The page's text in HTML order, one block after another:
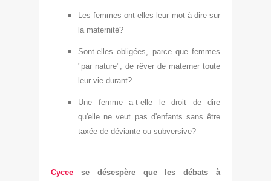
Les femmes ont-elles leur mot à dire sur
la maternité?
Sont-elles obligées,
parce que femmes
"par nature", de rêver de materner toute
leur vie durant?
Une femme a-t-elle le droit de dire
qu'elle ne veut pas d'enfants sans être
taxée de déviante ou subversive?
Cycee se désespère que les débatsà